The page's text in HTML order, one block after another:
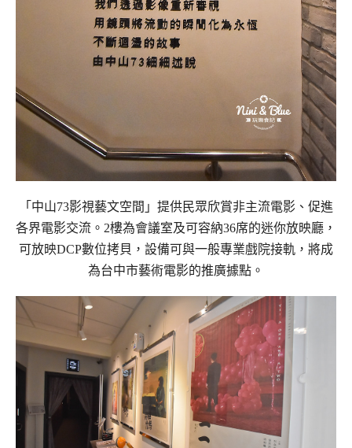
「中山73影視藝文空間」提供民眾欣賞非主流電影、促進
各界電影交流。2樓為會議室及可容納36席的迷你放映廳，
可放映DCP數位拷貝，設備可與一般專業戲院接軌，將成
為台中市藝術電影的推廣據點。